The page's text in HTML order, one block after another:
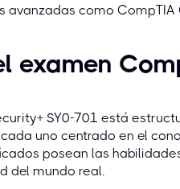
como CompTIA
examen
SY0-701 está
uno centrado en el
posean las
del mundo real.